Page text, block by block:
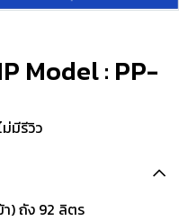
Model : PP-
ม่มีรีวิว
) ถัง 92 ลิตร